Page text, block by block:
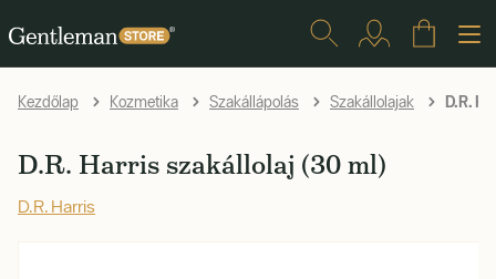
Kezdőlap Kozmetika Szakállápolás Szakállolajak D.R.
D.R. Harris szakállolaj (30 ml)
D.R. Harris